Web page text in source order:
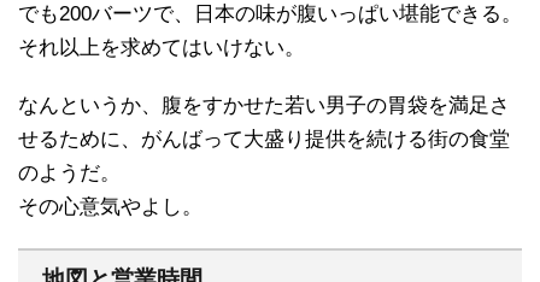
でも200バーツで、日本の味が腹いっぱい堪能できる。
それ以上を求めてはいけない。
なんというか、腹をすかせた若い男子の胃袋を満足さ
せるために、がんばって大盛り提供を続ける街の食堂
のようだ。
その心意気やよし。